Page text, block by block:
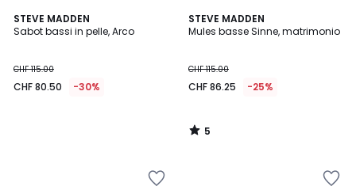
STEVE MADDEN
Sabot bassi in pelle, Arco
CHF 115.00
CHF 80.50 -30%
STEVE MADDEN
Mules basse Sinne, matrimonio
CHF 115.00
CHF 86.25 -25%
5
/
5
/